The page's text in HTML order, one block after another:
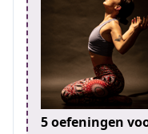
5 oefeningen